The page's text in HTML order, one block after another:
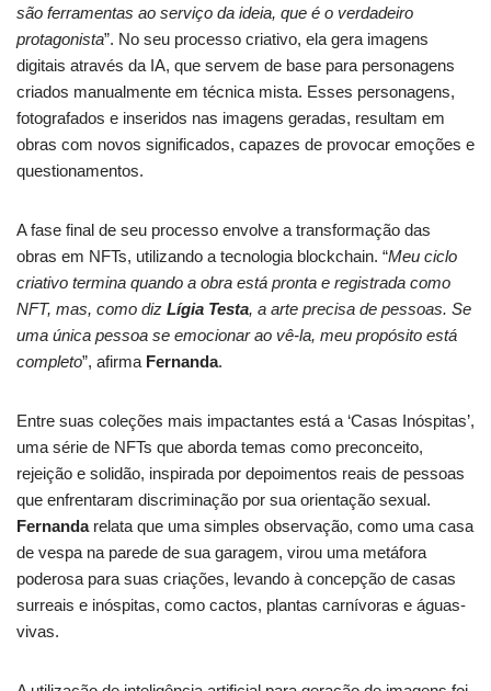
são ferramentas ao serviço da ideia, que é o verdadeiro
protagonista”. No seu processo criativo, ela gera imagens
digitais através da IA, que servem de base para personagens
criados manualmente em técnica mista. Esses personagens,
fotografados e inseridos nas imagens geradas, resultam em
obras com novos significados, capazes de provocar emoções e
questionamentos.
A fase final de seu processo envolve a transformação das
obras em NFTs, utilizando a tecnologia blockchain. “Meu ciclo
criativo termina quando a obra está pronta e registrada como
NFT, mas, como diz Lígia Testa, a arte precisa de pessoas. Se
uma única pessoa se emocionar ao vê-la, meu propósito está
completo”, afirma Fernanda.
Entre suas coleções mais impactantes está a ‘Casas Inóspitas’,
uma série de NFTs que aborda temas como preconceito,
rejeição e solidão, inspirada por depoimentos reais de pessoas
que enfrentaram discriminação por sua orientação sexual.
Fernandarelata que uma simples observação, como uma casa
de vespa na parede de sua garagem, virou uma metáfora
poderosa para suas criações, levando à concepção de casas
surreais e inóspitas, como cactos, plantas carnívoras e águas-
vivas.